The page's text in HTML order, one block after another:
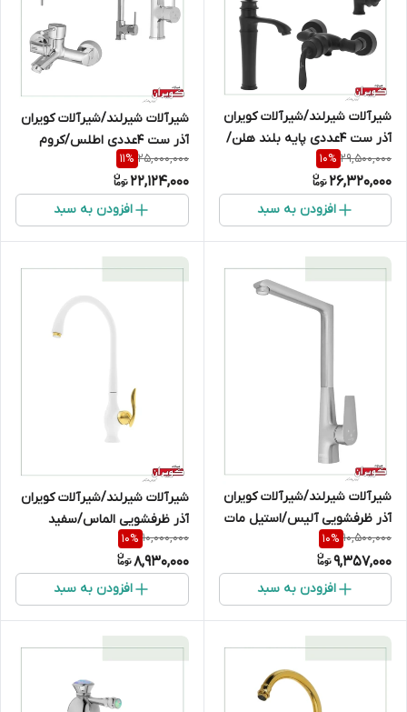
شیرآلات شیرلند/شیرآلات کویران
آذر ست 4عددی پایه بلند هلن/
مشکی مات
29,500,000
10%
26,320,000
افزودن به سبد
شیرآلات شیرلند/شیرآلات کویران
آذر ست 4عددی اطلس/کروم
25,000,000
11%
22,124,000
افزودن به سبد
شیرآلات شیرلند/شیرآلات کویران
آذر ظرفشویی آلیس/استیل مات
10,500,000
10%
9,357,000
افزودن به سبد
شیرآلات شیرلند/شیرآلات کویران
آذر ظرفشویی الماس/سفید
طلایی
10,000,000
10%
8,930,000
افزودن به سبد